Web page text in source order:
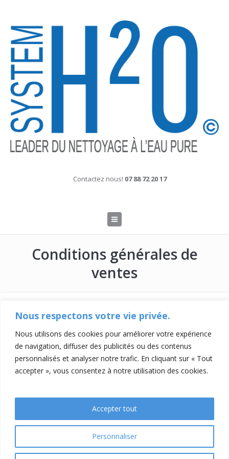
Nous respectons votre vie privée.
Nous utilisons des cookies pour améliorer votre expérience
de navigation, diffuser des publicités ou des contenus
personnalisés et analyser notre trafic. En cliquant sur « Tout
accepter », vous consentez à notre utilisation des cookies.
Personnaliser
Accepter tout
Contactez nous! 07 88 72 20 17
Conditions générales de
ventes
Mentions légales
Conditions générales de ventes